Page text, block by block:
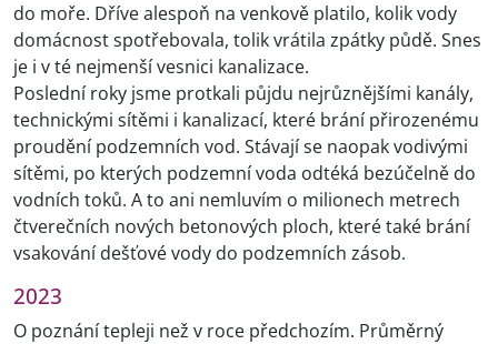
do moře. Dříve alespoň na venkově platilo, kolik vody
domácnost spotřebovala, tolik vrátila zpátky půdě. Snes
je i v té nejmenší vesnici kanalizace.
Poslední roky jsme protkali půjdu nejrůznějšími kanály,
technickými sítěmi i kanalizací, které brání přirozenému
proudění podzemních vod. Stávají se naopak vodivými
sítěmi, po kterých podzemní voda odtéká bezúčelně do
vodních toků. A to ani nemluvím o milionech metrech
čtverečních nových betonových ploch, které také brání
vsakování dešťové vody do podzemních zásob.
2023
O poznání tepleji než v roce předchozím. Průměrný